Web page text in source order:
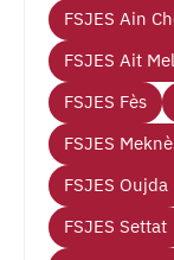
FSJES Ain
FSJES Ait
FSJES Fès
FSJES
FSJES Oujda
FSJES Settat